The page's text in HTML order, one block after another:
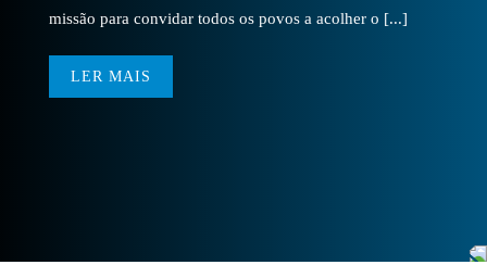
missão para convidar todos os povos a acolher o [...]
LER MAIS